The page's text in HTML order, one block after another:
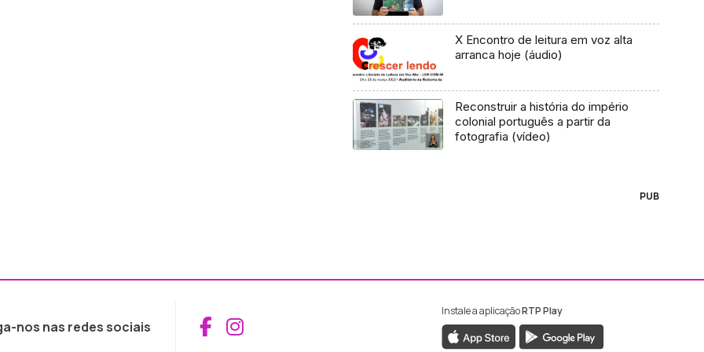
X Encontro de leitura em voz alta
arranca hoje (áudio)
Reconstruir a história do império
colonial português a partir da
fotografia (vídeo)
PUB
nos nas redes sociais Aceder ao Facebook da RTP Madeira
Aceder ao Instagram da RTP Madeira
Instale a aplicaçãoRTP Play